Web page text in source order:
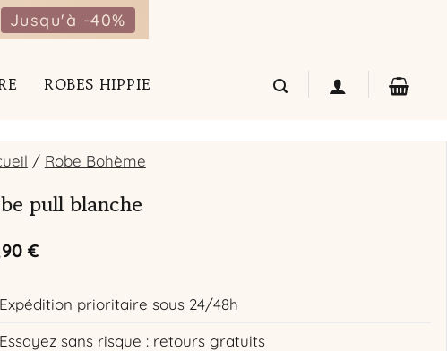
Jusqu'à -40%
ROBES HIPPIE
/ Robe Bohème
pull blanche
€
Expédition prioritaire sous 24/48h
Essayez sans risque : retours gratuits